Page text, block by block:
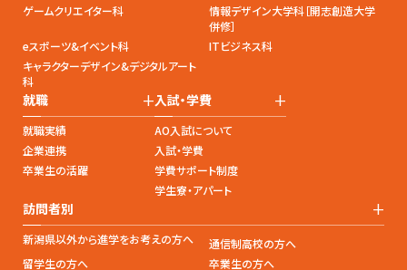
ゲームクリエイター科
情報デザイン大学科［開志創造大学
併修］
eスポーツ&イベント科
ITビジネス科
キャラクターデザイン&デジタルアート
科
就職 +
就職実績
企業連携
卒業生の活躍
入試・学費 +
AO入試について
入試・学費
学費サポート制度
学生寮・アパート
訪問者別 +
新潟県以外から進学をお考えの方へ
通信制高校の方へ
留学生の方へ
卒業生の方へ